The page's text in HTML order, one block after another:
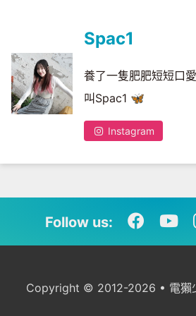
Spac1
養了一隻肥肥短短口
叫Spac1 🦋
Instagram
Follow us:
Copyright © 2012-2026 • 電獺